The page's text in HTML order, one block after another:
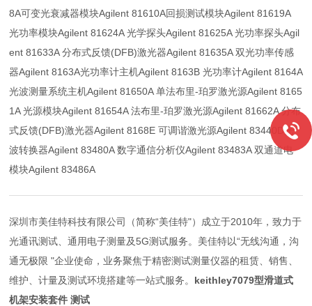
8A可变光衰减器模块Agilent 81610A回损测试模块Agilent 81619A
光功率模块Agilent 81624A 光学探头Agilent 81625A 光功率探头Agil
ent 81633A 分布式反馈(DFB)激光器Agilent 81635A 双光功率传感
器Agilent 8163A光功率计主机Agilent 8163B 光功率计Agilent 8164A
光波测量系统主机Agilent 81650A 单法布里-珀罗激光源Agilent 8165
1A 光源模块Agilent 81654A 法布里-珀罗激光源Agilent 81662A 分布
式反馈(DFB)激光器Agilent 8168E 可调谐激光源Agilent 83440D光
波转换器Agilent 83480A 数字通信分析仪Agilent 83483A 双通道电
模块Agilent 83486A
深圳市美佳特科技有限公司（简称“美佳特"）成立于2010年，致力于
光通讯测试、通用电子测量及5G测试服务。美佳特以“无线沟通，沟
通无极限 "企业使命，业务聚焦于精密测试测量仪器的租赁、销售、
维护、计量及测试环境搭建等一站式服务。 keithley7079型滑道式
机架安装套件 测试